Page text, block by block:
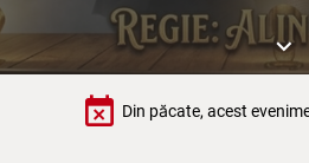
keyboard_arrow_down
event_busy Din păcate, acest